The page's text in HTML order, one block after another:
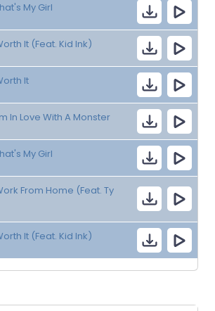
My Girl
It (Feat. Kid Ink)
It
In Love With A Monster
My Girl
From Home (Feat. Ty
It (Feat. Kid Ink)